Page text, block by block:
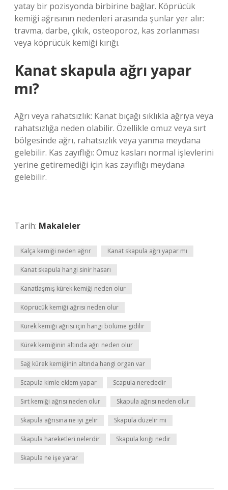
yatay bir pozisyonda birbirine bağlar. Köprücük
kemiği ağrısının nedenleri arasında şunlar yer alır:
travma, darbe, çıkık, osteoporoz, kas zorlanması
veya köprücük kemiği kırığı.
Kanat skapula ağrı yapar
mı?
Ağrı veya rahatsızlık: Kanat bıçağı sıklıkla ağrıya veya
rahatsızlığa neden olabilir. Özellikle omuz veya sırt
bölgesinde ağrı, rahatsızlık veya yanma meydana
gelebilir. Kas zayıflığı: Omuz kasları normal işlevlerini
yerine getiremediği için kas zayıflığı meydana
gelebilir.
Tarih: Makaleler
Kalça kemiği neden ağrır Kanat skapula ağrı yapar mı
Kanat skapula hangi sinir hasarı
Kanatlaşmış kürek kemiği neden olur
Köprücük kemiği ağrısı neden olur
Kürek kemiği ağrısı için hangi bölüme gidilir
Kürek kemiğinin altında ağrı neden olur
Sağ kürek kemiğinin altında hangi organ var
Scapula kimle eklem yapar Scapula nerededir
Sırt kemiği ağrısı neden olur Skapula ağrısı neden olur
Skapula ağrısına ne iyi gelir Skapula düzelir mi
Skapula hareketleri nelerdir Skapula kırığı nedir
Skapula ne işe yarar